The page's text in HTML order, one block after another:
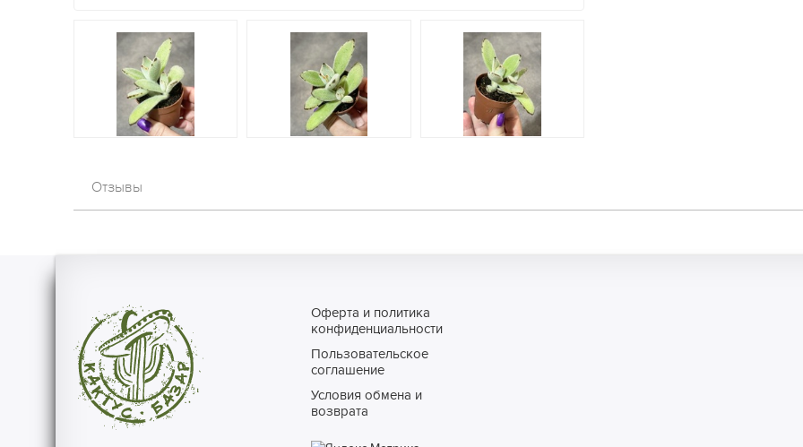
Отзывы
Оферта и политика
конфиденциальности
Пользовательское
соглашение
Условия обмена и
возврата